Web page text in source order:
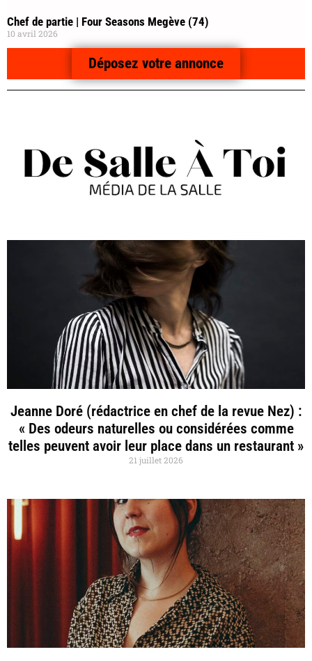
Chef de partie | Four Seasons Megève (74)
10 avril 2026
Déposez votre annonce
Jeanne Doré (rédactrice en chef de la revue Nez) :
« Des odeurs naturelles ou considérées comme
telles peuvent avoir leur place dans un restaurant »
21 juillet 2026